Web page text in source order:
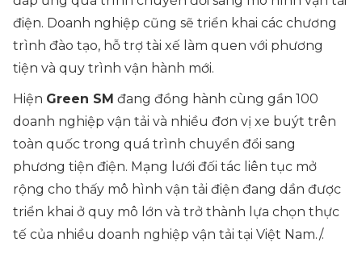
điện. Doanh nghiệp cũng sẽ triển khai các chương
trình đào tạo, hỗ trợ tài xế làm quen với phương
tiện và quy trình vận hành mới.
Hiện Green SM đang đồng hành cùng gần 100
doanh nghiệp vận tải và nhiều đơn vị xe buýt trên
toàn quốc trong quá trình chuyển đổi sang
phương tiện điện. Mạng lưới đối tác liên tục mở
rộng cho thấy mô hình vận tải điện đang dần được
triển khai ở quy mô lớn và trở thành lựa chọn thực
tế của nhiều doanh nghiệp vận tải tại Việt Nam./.